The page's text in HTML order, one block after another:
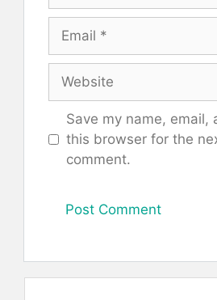
Email
Website
Save my name, email,
this browser for the
comment.